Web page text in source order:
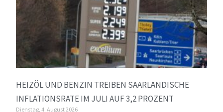
HEIZÖL UND BENZIN TREIBEN SAARLÄNDISCHE
INFLATIONSRATE IM JULI AUF 3,2 PROZENT
Dienstag, 4. August 2026